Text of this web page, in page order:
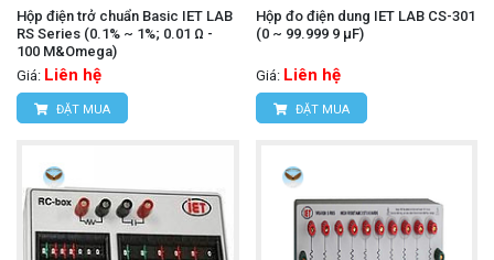
Hộp điện trở chuẩn Basic IET LAB
RS Series (0.1% ~ 1%; 0.01 Ω -
100 M&Omega)
Giá: Liên hệ
ĐẶT MUA
Hộp đo điện dung IET LAB CS-301
(0 ~ 99.999 9 µF)
Giá: Liên hệ
ĐẶT MUA